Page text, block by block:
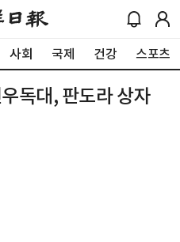
사회 국제 건강 스포츠
독대, 판도라 상자